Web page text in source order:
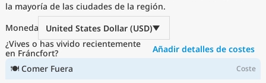
la mayoría de las ciudades de la región.
Moneda
United States Dollar (USD)
¿Vives o has vivido recientemente
en Fráncfort?
Añadir detalles de costes
🍽 Comer Fuera
Coste